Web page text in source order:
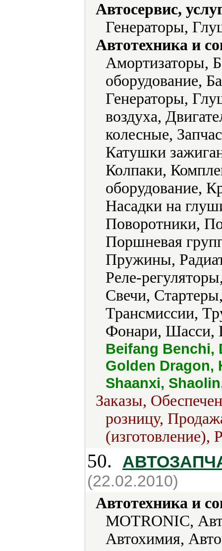
Автосервис,
Генераторы,
Автотехника и
Амортизаторы,
оборудование,
Генераторы,
воздуха,
колесные,
Катушки
Колпаки,
оборудование,
Насадки на
Поворотники,
Поршневая
Пружины,
Реле-
Свечи,
Трансмиссии,
Фонари,
Beifang Benchi,
Golden Dragon,
Shaanxi,
Заказы,
розницу,
(изготовление),
50.
(22.02.2010)
Автотехника и
MOTRONIC,
Автохимия,